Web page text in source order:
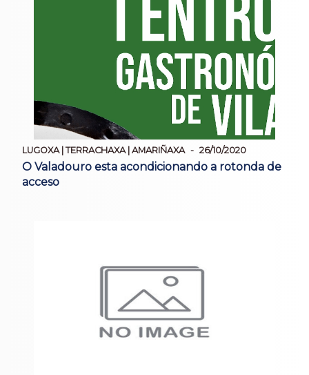
LUGOXA | TERRACHAXA | AMARIÑAXA 26/10/2020
O Valadouro esta acondicionando a rotonda de
acceso